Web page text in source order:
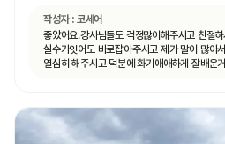
작성자 : 코세어
좋았어요.강사님들도 걱정많이해주시고 친절
실수가잇어도 바로잡아주시고 제가 말이 많아
열심히 해주시고 덕분에 화기애애하게 잘배운